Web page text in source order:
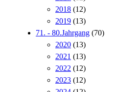
2018 (12)
2019 (13)
71. - 80.Jahrgang (70)
2020 (13)
2021 (13)
2022 (12)
2023 (12)